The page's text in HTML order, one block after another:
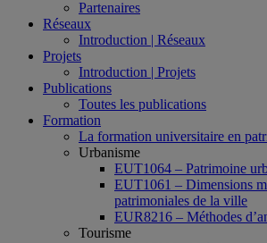
Partenaires
Réseaux
Introduction | Réseaux
Projets
Introduction | Projets
Publications
Toutes les publications
Formation
La formation universitaire en
Urbanisme
EUT1064 – Patrimoine
EUT1061 – Dimensions
patrimoniales de la ville
EUR8216 – Méthodes
Tourisme